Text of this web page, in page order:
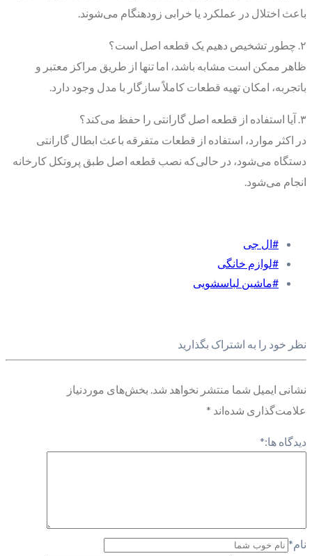
باعث اختلال در عملکرد یا خرابی زودهنگام می‌شوند.
۲. چطور تشخیص دهیم یک قطعه اصل است؟
ظاهر ممکن است مشابه باشد، اما تنها از طریق مراکز معتبر و
باتجربه، امکان تهیه قطعات کاملاً سازگار با مدل وجود دارد.
۳. آیا استفاده از قطعه اصل گارانتی را حفظ می‌کند؟
در اکثر موارد، استفاده از قطعات متفرقه باعث ابطال گارانتی
دستگاه می‌شود، در حالی‌که نصب قطعه اصل طبق پروتکل کارخانه
انجام می‌شود.
#ال جی
#لوازم خانگی
#ماشین لباسشویی
نظر خود را به اشتراک بگذارید
نشانی ایمیل شما منتشر نخواهد شد. بخش‌های موردنیاز
علامت‌گذاری شده‌اند *
دیدگاه ها:*
نام*